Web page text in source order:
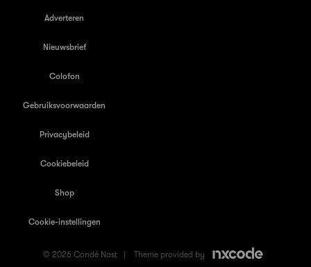
Adverteren
Nieuwsbrief
Colofon
Gebruiksvoorwaarden
Privacybeleid
Cookiebeleid
Shop
Cookie-instellingen
© 2026 Condé Nast | Theme provided by